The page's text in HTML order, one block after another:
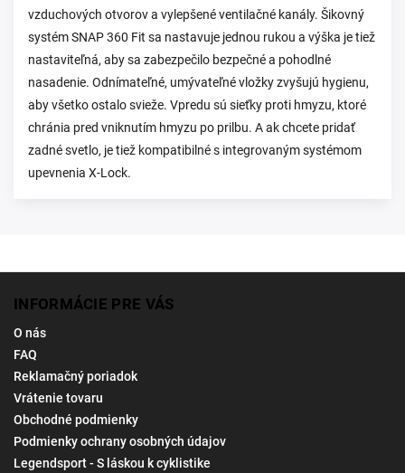
vzduchových otvorov a vylepšené ventilačné kanály. Šikovný
systém SNAP 360 Fit sa nastavuje jednou rukou a výška je tiež
nastaviteľná, aby sa zabezpečilo bezpečné a pohodlné
nasadenie. Odnímateľné, umývateľné vložky zvyšujú hygienu,
aby všetko ostalo svieže. Vpredu sú sieťky proti hmyzu, ktoré
chránia pred vniknutím hmyzu po prilbu. A ak chcete pridať
zadné svetlo, je tiež kompatibilné s integrovaným systémom
upevnenia X-Lock.
INFORMÁCIE PRE VÁS
O nás
FAQ
Reklamačný poriadok
Vrátenie tovaru
Obchodné podmienky
Podmienky ochrany osobných údajov
Legendsport - S láskou k cyklistike